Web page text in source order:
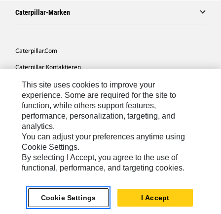
Caterpillar-Marken
Caterpillar.com
Caterpillar Kontaktieren
Meine Marketing-Präferenzen
Seitenübersicht
Cookie Settings
Rechtliche Hinweise
Datenschutz
Europe-German© 2026 Caterpillar. Alle Rechte vorbehalten.
This site uses cookies to improve your
experience. Some are required for the site to
function, while others support features,
performance, personalization, targeting, and
analytics.
You can adjust your preferences anytime using
Cookie Settings.
By selecting I Accept, you agree to the use of
functional, performance, and targeting cookies.
Cookie Settings I Accept